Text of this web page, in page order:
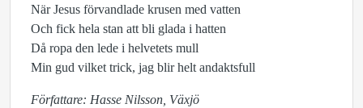
När Jesus förvandlade krusen med vatten
Och fick hela stan att bli glada i hatten
Då ropa den lede i helvetets mull
Min gud vilket trick, jag blir helt andaktsfull
Författare: Hasse Nilsson, Växjö